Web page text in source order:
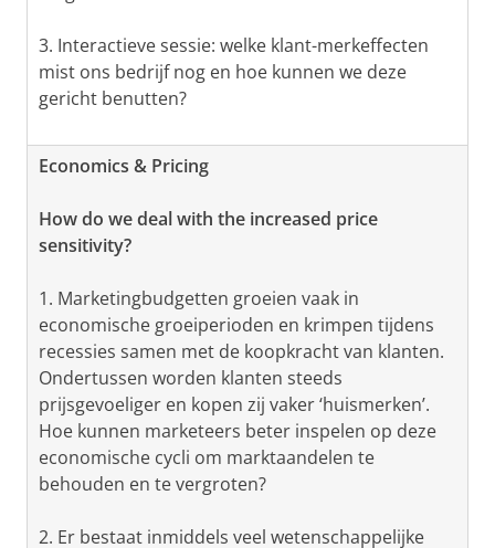
3. Interactieve sessie: welke klant-merkeffecten
mist ons bedrijf nog en hoe kunnen we deze
gericht benutten?
Economics & Pricing
How do we deal with the increased price
sensitivity?
1. Marketingbudgetten groeien vaak in
economische groeiperioden en krimpen tijdens
recessies samen met de koopkracht van klanten.
Ondertussen worden klanten steeds
prijsgevoeliger en kopen zij vaker ‘huismerken’.
Hoe kunnen marketeers beter inspelen op deze
economische cycli om marktaandelen te
behouden en te vergroten?
2. Er bestaat inmiddels veel wetenschappelijke